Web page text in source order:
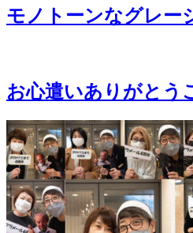
モノトーンなグレー
お心遣いありがとう